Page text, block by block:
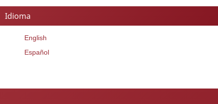
Idioma
English
Español